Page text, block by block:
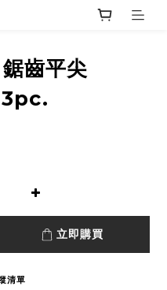
齒平尖
立即購買
清單